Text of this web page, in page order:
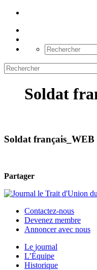
Soldat
Soldat français_WEB
Partager
Contactez-nous
Devenez membre
Annoncer avec nous
Le journal
L’Équipe
Historique